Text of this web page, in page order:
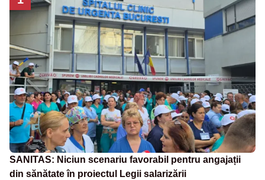
SANITAS: Niciun scenariu favorabil pentru angajații
din sănătate în proiectul Legii salarizării